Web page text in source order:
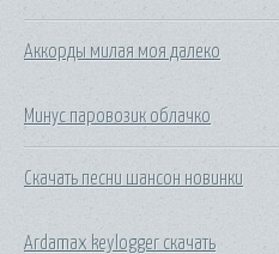
Аккорды милая моя далеко
Минус паровозик облачко
Скачать песни шансон новинки
Ardamax keylogger скачать